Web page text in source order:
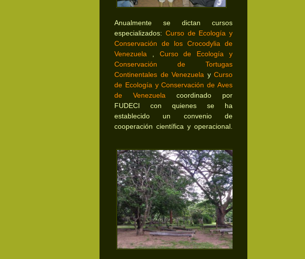
Anualmente se dictan cursos
especializados: Curso de Ecología y
Conservación de los Crocodylia de
Venezuela
Curso de Ecología y
Conservación de Tortugas
Continentales de Venezuela y Curso
de Ecología y Conservación de Aves
de Venezuela coordinado por
FUDECI con quienes se ha
establecido un convenio de
cooperación científica y operacional.